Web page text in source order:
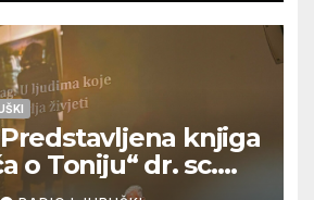
knjiga
o Toniju“ dr. sc.